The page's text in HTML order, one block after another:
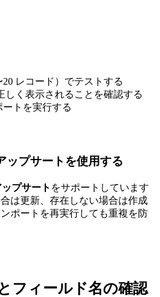
レコード）でテストする
しく表示されることを確認する
トを実行する
ップサートを使用する
プサート をサポートしています
は更新、存在しない場合は作成
ポートを再実行しても重複を防
フィールド名の確認